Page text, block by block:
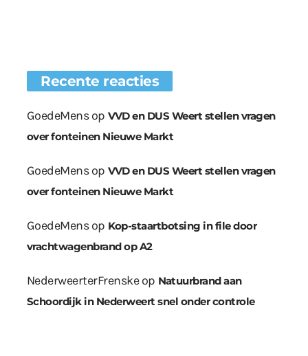
Recente reacties
GoedeMensop VVD en DUS Weert stellen vragen
over fonteinen Nieuwe Markt
GoedeMensop VVD en DUS Weert stellen vragen
over fonteinen Nieuwe Markt
GoedeMensop Kop-staartbotsing in file door
vrachtwagenbrand op A2
NederweerterFrenskeop Natuurbrand aan
Schoordijk in Nederweert snel onder controle